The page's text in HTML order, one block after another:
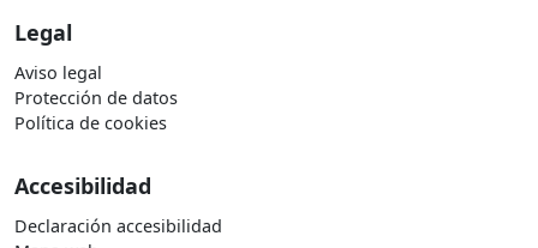
Legal
Aviso legal
Protección de datos
Política de cookies
Accesibilidad
Declaración accesibilidad